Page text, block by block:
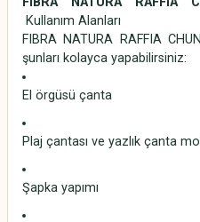
Kullanım Alanları
FIBRA NATURA RAFFIA
şunları kolayca yapabilirsiniz:
El örgüsü çanta
Plaj çantası ve yazlık çanta
Şapka yapımı